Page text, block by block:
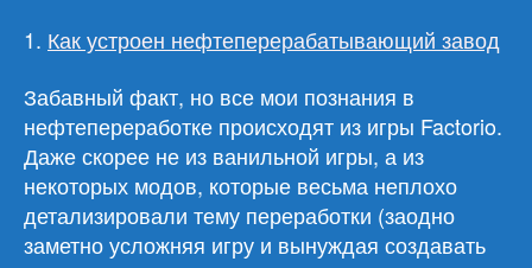
1. Как устроен нефтеперерабатывающий завод
Забавный факт, но все мои познания в
нефтепереработке происходят из игры Factorio.
Даже скорее не из ванильной игры, а из
некоторых модов, которые весьма неплохо
детализировали тему переработки (заодно
заметно усложняя игру и вынуждая создавать